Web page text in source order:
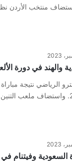
والهند في دورة الألعاب
الرياضي نتيجة
وفيتنام في